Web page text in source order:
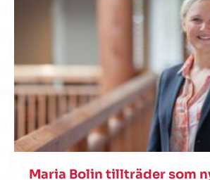
Maria Bolin tillträder som